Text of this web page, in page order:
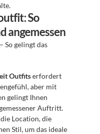
So
angemessen
So gelingt das
Outfits erfordert
aber mit
gelingt Ihnen
Auftritt.
Location, die
Stil, um das ideale